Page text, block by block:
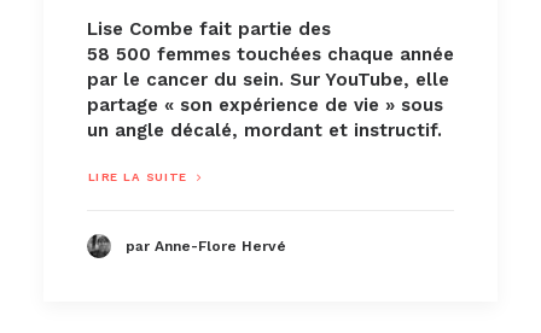
Lise Combe fait partie des
58 500 femmes touchées chaque année
par le cancer du sein. Sur YouTube, elle
partage « son expérience de vie » sous
un angle décalé, mordant et instructif.
LIRE LA SUITE
par Anne-Flore Hervé